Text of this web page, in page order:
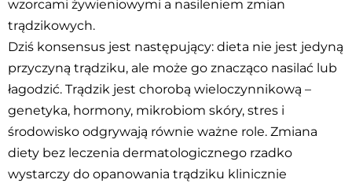
wzorcami żywieniowymi a nasileniem zmian
trądzikowych.
Dziś konsensus jest następujący: dieta nie jest jedyną
przyczyną trądziku, ale może go znacząco nasilać lub
łagodzić. Trądzik jest chorobą wieloczynnikową –
genetyka, hormony, mikrobiom skóry, stres i
środowisko odgrywają równie ważne role. Zmiana
diety bez leczenia dermatologicznego rzadko
wystarczy do opanowania trądziku klinicznie